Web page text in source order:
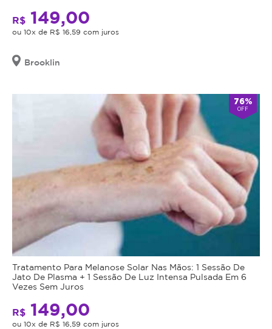
R$ 149,00
ou 10x de R$ 16,59 com juros
Brooklin
76%
OFF
Tratamento Para Melanose Solar Nas Mãos: 1 Sessão De
Jato De Plasma + 1 Sessão De Luz Intensa Pulsada Em 6
Vezes Sem Juros
R$ 149,00
ou 10x de R$ 16,59 com juros